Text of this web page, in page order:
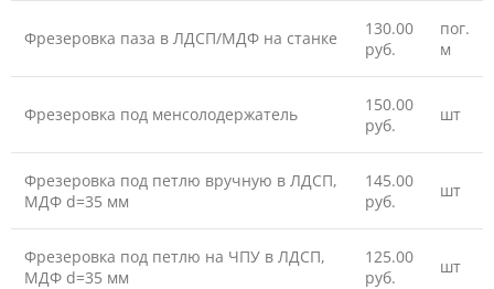
Фрезеровка паза в ЛДСП/МДФ на станке
130.00
руб.
пог.
м
Фрезеровка под менсолодержатель
150.00
руб.
шт
Фрезеровка под петлю вручную в ЛДСП,
МДФ d=35 мм
145.00
руб.
шт
Фрезеровка под петлю на ЧПУ в ЛДСП,
МДФ d=35 мм
125.00
руб.
шт